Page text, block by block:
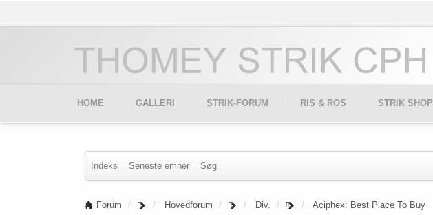
HOME GALLERI STRIK-FORUM RIS & ROS STRIK SHOP
Indeks Seneste emner Søg
Forum Hovedforum Div. Aciphex: Best Place To Buy